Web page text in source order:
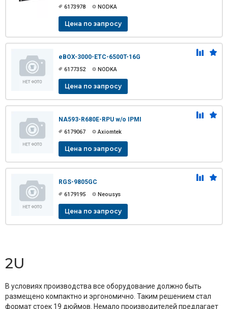
6173978 NODKA
Цена по запросу
eBOX-3000-ETC-6500T-16G
6177352 NODKA
Цена по запросу
NA593-R680E-RPU w/o IPMI
6179067 Axiomtek
Цена по запросу
RGS-9805GC
6179195 Neousys
Цена по запросу
2U
В условиях производства все оборудование должно быть
размещено компактно и эргономично. Таким решением стал
формат стоек 19 дюймов. Немало производителей предлагает